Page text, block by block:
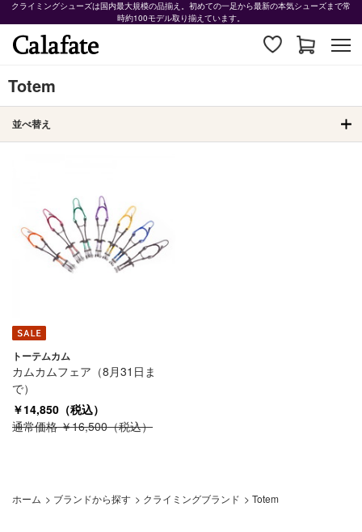
クライミングシューズは国内最大規模の品揃え。初めての一足から最新の本気シューズまで常
時約100モデル取り揃えています。
Totem
並べ替え
トーテムカム
カムカムフェア（8月31日ま
で）
￥14,850（税込）
通常価格 ￥16,500（税込）
ホーム > ブランドから探す > クライミングブランド > Totem